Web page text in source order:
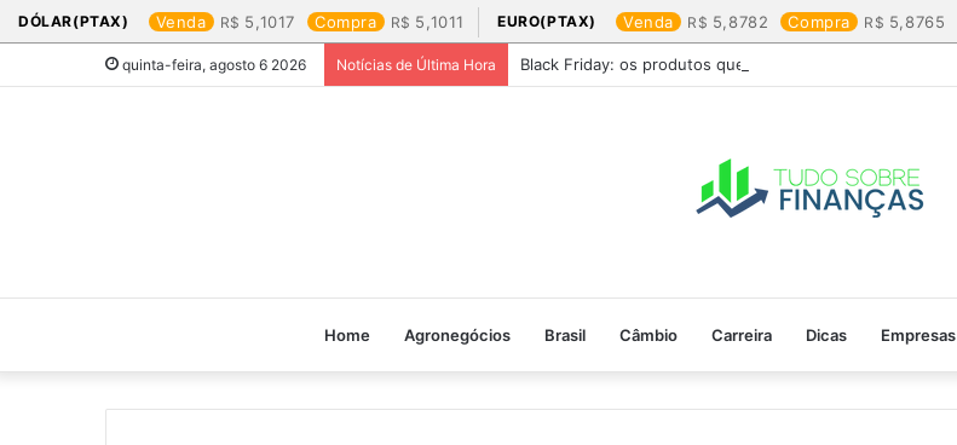
DÓLAR(PTAX) Venda 5,1017 Compra 5,1011 EURO(PTAX) Venda 5,8782 Compra 5,8765
quinta-feira, agosto 6 2026 Notícias de Última Hora Black Friday: os produtos que mais valem a pena
Home Agronegócios Brasil Câmbio Carreira Dicas Empresas